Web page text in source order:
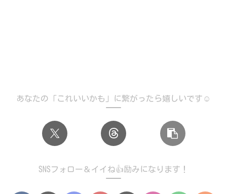
あなたの「これいいかも」に繋がったら嬉しいです☺️
SNSフォロー＆イイね👍励みになります！